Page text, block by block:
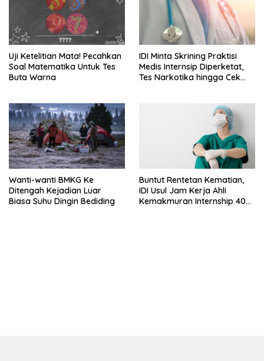
Uji Ketelitian Mata! Pecahkan
Soal Matematika Untuk Tes
Buta Warna
IDI Minta Skrining Praktisi
Medis Internsip Diperketat,
Tes Narkotika hingga Cek
Wanti-wanti BMKG Ke
Ditengah Kejadian Luar
Biasa Suhu Dingin Bediding
Buntut Rentetan Kematian,
IDI Usul Jam Kerja Ahli
Kemakmuran Internship 40